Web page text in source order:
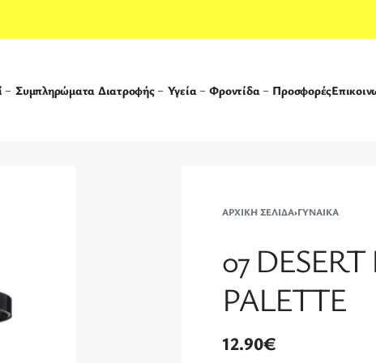
Συμπληρώματα Διατροφής Υγεία Φροντίδα Προσφορές
ΑΡΧΙΚΉ ΣΕΛΊΔΑ›ΓΥΝΑΊΚΑ
07
PALETTE
12.90€